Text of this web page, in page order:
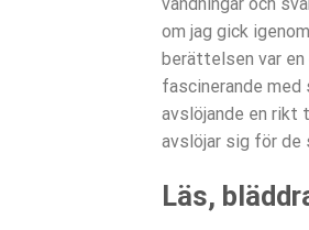
om jag gick
berättelsen var en
fascinerande
avslöjande en rikt
avslöjar sig för de
Läs,